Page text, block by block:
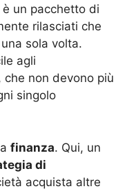
un pacchetto di
rilasciati che
sola volta.
agli
che non devono più
singolo
finanza. Qui, un
di
acquista altre